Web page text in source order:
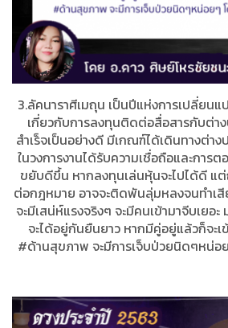
3.ลัคนาราศีเมถุน เป็นปีแห่งการเปลี่ยนแ
เกี่ยวกับการลงทุนติดต่อสื่อสารกับต่าง
สำเร็จเป็นอย่างดี มีเกณฑ์ได้เดินทางต่าง
ในวงการงานได้รับความเชื่อถือและการ
ขยับดีขึ้น หากลงทุนเล่นหุ้นจะไปได้ดี แ
ต่อกฎหมาย อาจจะติดพันลุ่มหลงจนทำเ
จะมีเสน่ห์แรงจริงๆ จะมีคนเข้ามาจีบเยอ
จะได้อยู่กันยืนยาว หากมีคู่อยู่แล้วก็จะเ
#ด้านสุขภาพ จะมีการเจ็บป่วยนิดๆหน่อ